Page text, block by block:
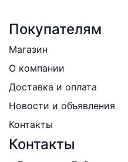
Покупателям
Магазин
О компании
Доставка и оплата
Новости и объявления
Контакты
Контакты